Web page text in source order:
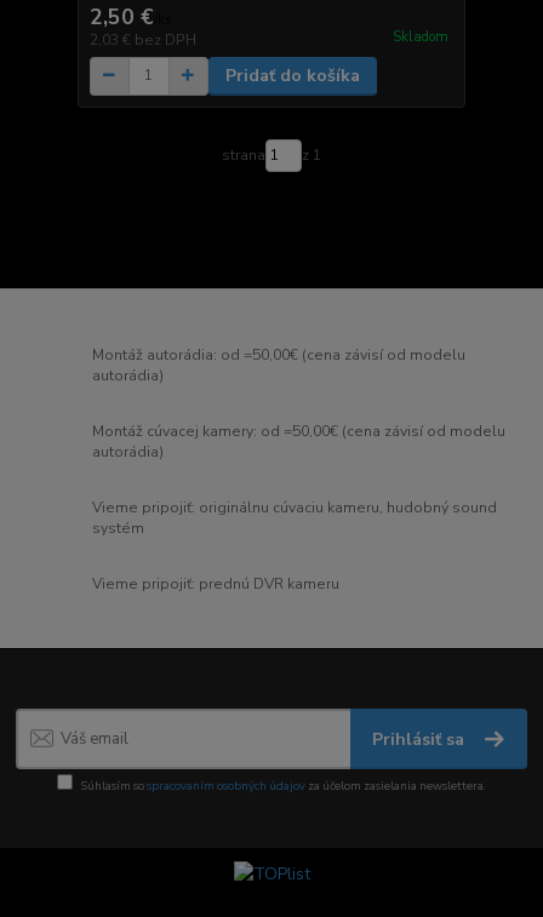
2,50 €
2,03 € bez DPH Skladom
Pridať do košíka
strana z 1
Montáž autorádia: od =50,00€ (cena závisí od modelu
autorádia)
Montáž cúvacej kamery: od =50,00€ (cena závisí od modelu
autorádia)
Vieme pripojiť: originálnu cúvaciu kameru, hudobný sound
systém
Vieme pripojiť: prednú DVR kameru
Prihlásiť sa
Súhlasím sospracovaním osobných údajov za účelom zasielania newslettera.